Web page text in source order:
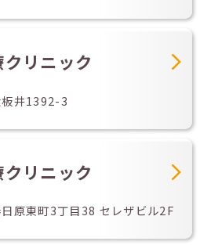
リニック
井1392-3
リニック
原東町3丁目38 セレザビル2F